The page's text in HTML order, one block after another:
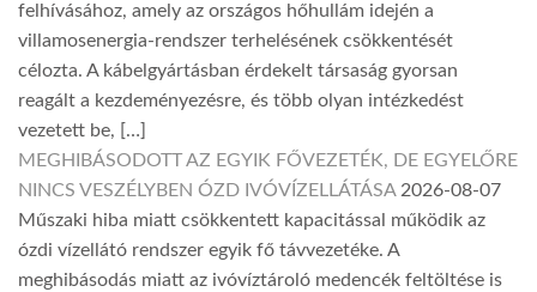
felhívásához, amely az országos hőhullám idején a
villamosenergia-rendszer terhelésének csökkentését
célozta. A kábelgyártásban érdekelt társaság gyorsan
reagált a kezdeményezésre, és több olyan intézkedést
vezetett be, […]
MEGHIBÁSODOTT AZ EGYIK FŐVEZETÉK, DE EGYELŐRE
NINCS VESZÉLYBEN ÓZD IVÓVÍZELLÁTÁSA 2026-08-07
Műszaki hiba miatt csökkentett kapacitással működik az
ózdi vízellátó rendszer egyik fő távvezetéke. A
meghibásodás miatt az ivóvíztároló medencék feltöltése is